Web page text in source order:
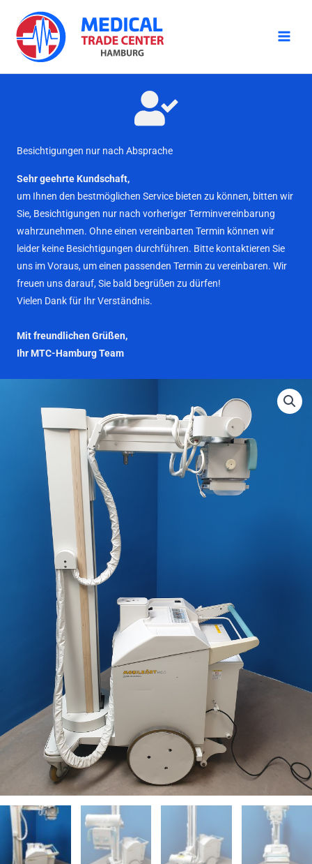
Inhalt
springen
Besichtigungen nur nach Absprache
Sehr geehrte Kundschaft,
um Ihnen den bestmöglichen Service bieten zu können, bitten wir
Sie, Besichtigungen nur nach vorheriger Terminvereinbarung
wahrzunehmen. Ohne einen vereinbarten Termin können wir
leider keine Besichtigungen durchführen. Bitte kontaktieren Sie
uns im Voraus, um einen passenden Termin zu vereinbaren. Wir
freuen uns darauf, Sie bald begrüßen zu dürfen!
Vielen Dank für Ihr Verständnis.
Mit freundlichen Grüßen,
Ihr MTC-Hamburg Team